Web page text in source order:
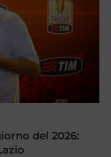
del 2026: